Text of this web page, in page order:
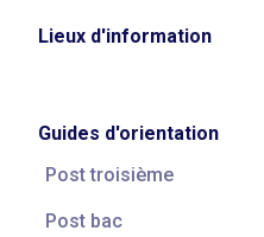
Lieux d'information
Guides d'orientation
Post troisième
Post bac